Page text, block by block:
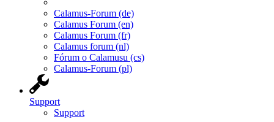
Calamus-Forum (de)
Calamus Forum (en)
Calamus Forum (fr)
Calamus forum (nl)
Fórum o Calamusu (cs)
Calamus-Forum (pl)
Support
Support